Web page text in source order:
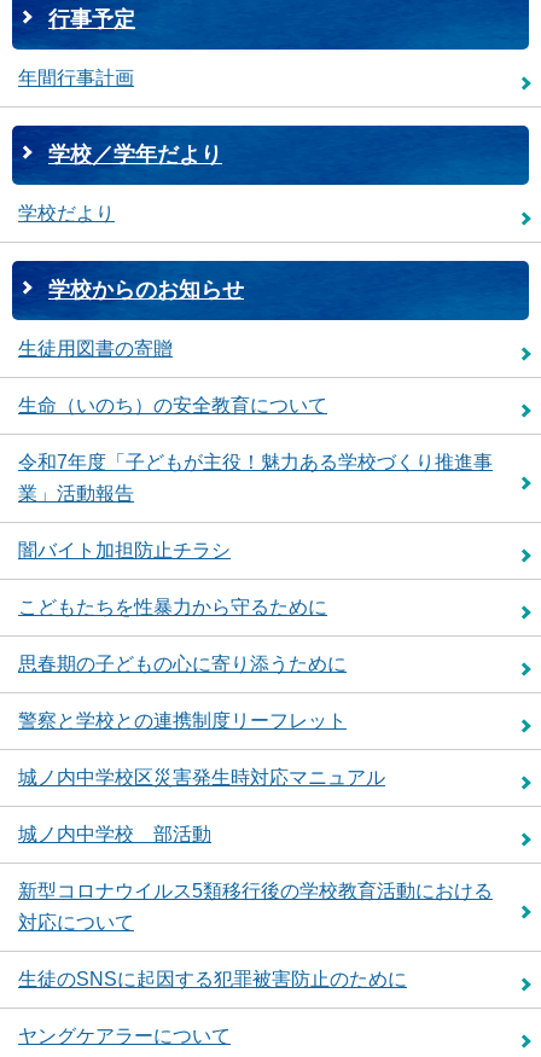
行事予定
年間行事計画
学校／学年だより
学校だより
学校からのお知らせ
生徒用図書の寄贈
生命（いのち）の安全教育について
令和7年度「子どもが主役！魅力ある学校づくり推進事
業」活動報告
闇バイト加担防止チラシ
こどもたちを性暴力から守るために
思春期の子どもの心に寄り添うために
警察と学校との連携制度リーフレット
城ノ内中学校区災害発生時対応マニュアル
城ノ内中学校 部活動
新型コロナウイルス5類移行後の学校教育活動における
対応について
生徒のSNSに起因する犯罪被害防止のために
ヤングケアラーについて